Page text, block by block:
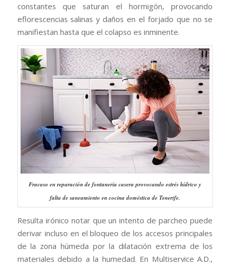
constantes que saturan el hormigón, provocando
eflorescencias salinas y daños en el forjado que no se
manifiestan hasta que el colapso es inminente.
Fracaso en reparación de fontanería casera provocando estrés hídrico y
falta de saneamiento en cocina doméstica de Tenerife.
Resulta irónico notar que un intento de parcheo puede
derivar incluso en el bloqueo de los accesos principales
de la zona húmeda por la dilatación extrema de los
materiales debido a la humedad. En Multiservice A.D.,